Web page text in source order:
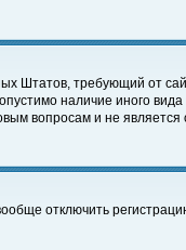
Штатов, требующий от
наличие иного
вопросам и не
отключить